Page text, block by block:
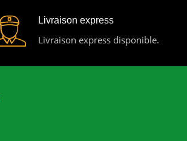
Livraison express
Livraison express disponible.